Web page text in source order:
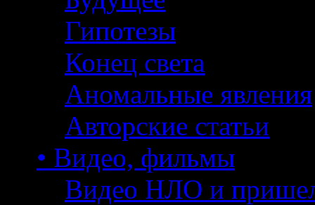
Гипотезы
Конец света
Аномальные явления
Авторские статьи
• Видео, фильмы
Видео НЛО и